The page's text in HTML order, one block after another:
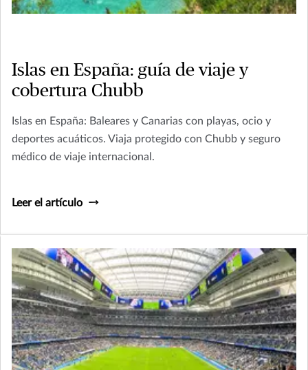
Islas en España: guía de viaje y
cobertura Chubb
Islas en España: Baleares y Canarias con playas, ocio y
deportes acuáticos. Viaja protegido con Chubb y seguro
médico de viaje internacional.
Leer el artículo